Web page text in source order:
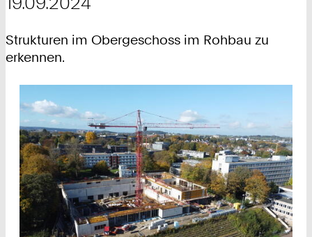
Strukturen im Obergeschoss im Rohbau zu
erkennen.